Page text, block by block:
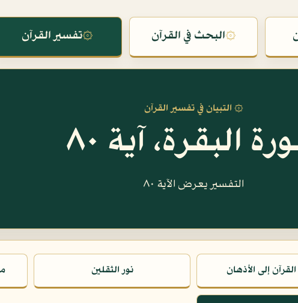
۞البحث في القرآن ۞تفسير القرآن
۞ التبيان في تفسير القرآن
البقرة، آية ٨٠
التفسير يعرض الآية ٨٠
إلى الأذهان نور الثقلين